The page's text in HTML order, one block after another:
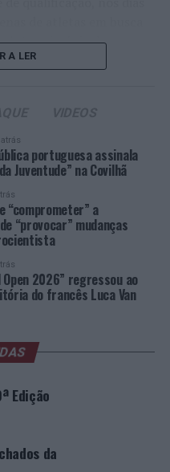
A cerimónia de
do presidente da
assinalando o
a colocar o
internacional do
hora de jogadores
Davidovich
(Itália), a prova
de elevado nível,
primeiro cabeça de
pelo chileno
Blockx.
Wawrinka ao Estoril,
do antigo vencedor
marcada pela maior
num torneio ATP
Nuno Borges, Jaime
A LER
portuguesa assinala
Juventude” na Covilhã
“comprometer” a
“provocar” mudanças
2026” regressou ao
do francês Luca Van
Edição
da